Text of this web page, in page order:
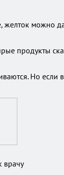
можно
продукты
Но
врачу